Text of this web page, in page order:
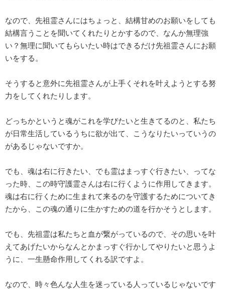
なので、先祖霊さんにはちょっと、結構甘めのお願いをしても
結構言うことを聞いてくれたりとかするので、なんか無理強
い？無理に聞いてもらいたい時はできるだけ先祖霊さんにお願
いをする。
そうすると意外に先祖霊さんが上手くそれを叶えようとする努
力をしてくれたりします。
どっちかというと魂がこれを学びたいと生きてるのと、私たち
が日常生活しているうちに欲が出て、こうなりたいっていうの
があるじゃないですか。
でも、魂は右に行きたい、でも霊はまっすぐ行きたい、ってな
った時、この時守護霊さんは右に行くように作用してきます。
魂は右に行くために生まれて来るのを守護するためについてき
たから、この魂の通りに生かすための道を行かそうとします。
でも、先祖霊は私たちと血が繋がっているので、その思いを叶
えてあげたいからなんとかまっすぐ行かしてやりたいと思うよ
うに、一生懸命作用してくれる訳ですよ。
なので、時々色んな人生を迷っている人っているじゃないです